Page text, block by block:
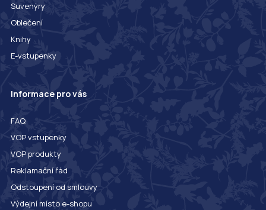
Suvenýry
Oblečení
Knihy
E-vstupenky
Informace pro vás
FAQ
VOP vstupenky
VOP produkty
Reklamační řád
Odstoupení od smlouvy
Výdejní místo e-shopu